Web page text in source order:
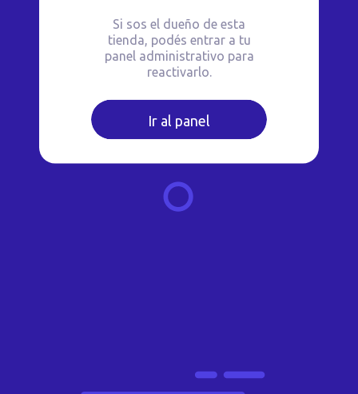
Si sos el dueño de esta
tienda, podés entrar a tu
panel administrativo para
reactivarlo.
Ir al panel